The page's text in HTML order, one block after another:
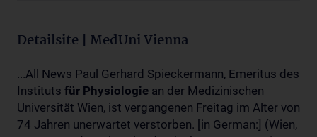
Detailsite | MedUni Vienna
...All News Paul Gerhard Spieckermann, Emeritus des
Instituts für Physiologie an der Medizinischen
Universität Wien, ist vergangenen Freitag im Alter von
74 Jahren unerwartet verstorben. [in German:] (Wien,